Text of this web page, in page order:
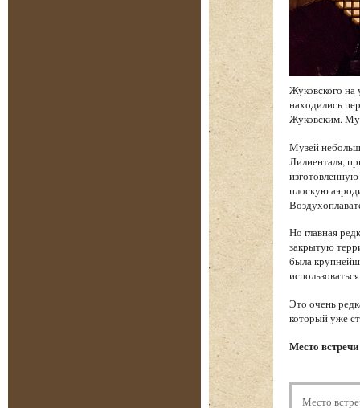
Жуковского на
находились
Жуковским.
Музей
Лилиенталя,
плоскую
Но главная
закрытую
была
Это очень
который уже
Место
Место